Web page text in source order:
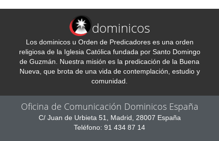
dominicos
Los dominicos u Orden de Predicadores es una orden
religiosa de la Iglesia Católica fundada por Santo Domingo
de Guzmán. Nuestra misión es la predicación de la Buena
Nueva, que brota de una vida de contemplación, estudio y
comunidad.
Oficina de Comunicación Dominicos España
C/ Juan de Urbieta 51, Madrid, 28007 España
Teléfono: 91 434 87 14